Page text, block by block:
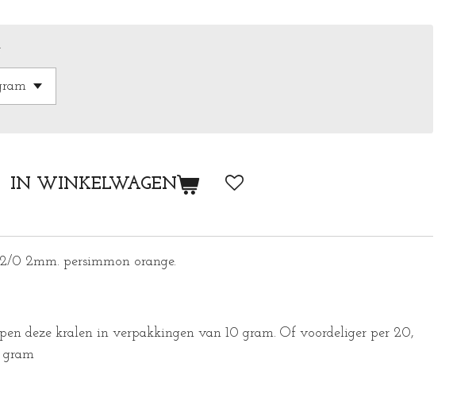
IN WINKELWAGEN
0 2mm. persimmon orange.
deze kralen in verpakkingen van 10 gram. Of voordeliger per 20,